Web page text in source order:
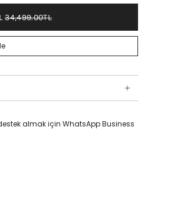
34,499.00TL
almak için WhatsApp Business